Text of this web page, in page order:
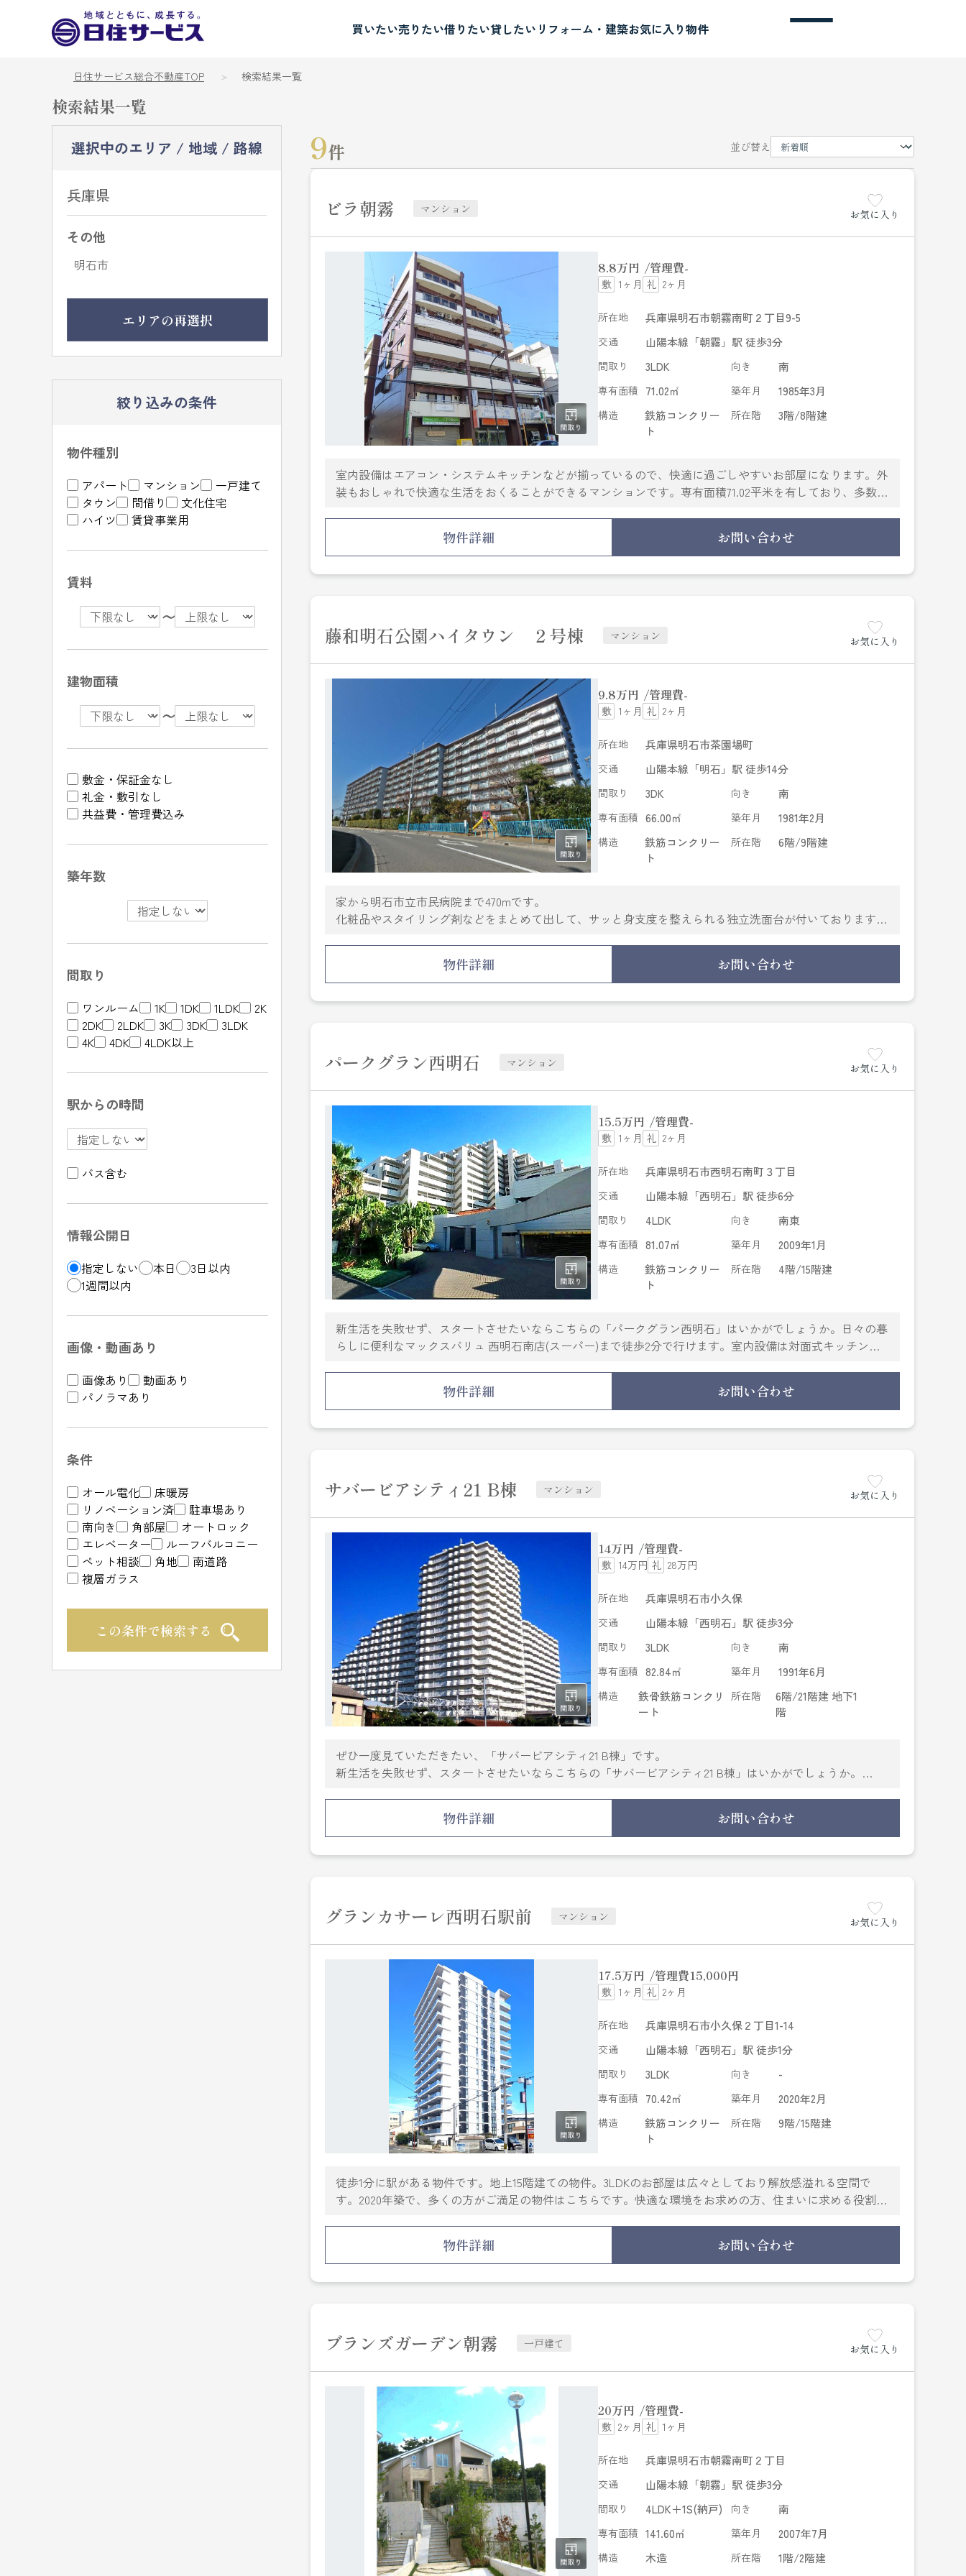
買いたい売りたい借りたい貸したい リフォーム・建築お気に入り物件
日住サービス総合不動産TOP 検索結果一覧
検索結果一覧
9件 並び替え
ビラ朝霧 マンション お気に入り
8.8万円 管理費-
1ヶ月 2ヶ月
所在地 兵庫県明石市朝霧南町２丁目9-5
交通 山陽本線「朝霧」駅 徒歩3分
間取り 3LDK 向き 南
専有面積 71.02㎡ 築年月 1985年3月
構造
鉄筋コンクリー
ト
所在階 3階/8階建
室内設備はエアコン・システムキッチンなどが揃っているので、快適に過ごしやすいお部屋になります。外
装もおしゃれで快適な生活をおくることができるマンションです。専有面積71.02平米を有しており、多数の
をお客様と共にお探し致します。
物件詳細 お問い合わせ
藤和明石公園ハイタウン ２号棟 マンション お気に入り
9.8万円 管理費-
1ヶ月 2ヶ月
所在地 兵庫県明石市茶園場町
交通 山陽本線「明石」駅 徒歩14分
間取り 3DK 向き 南
専有面積 66.00㎡ 築年月 1981年2月
構造
鉄筋コンクリー
ト
所在階 6階/9階建
家から明石市立市民病院まで470mです。
化粧品やスタイリング剤などをまとめて出して、サッと身支度を整えられる独立洗面台が付いております。
この物件はバルコニー付きで、用途に合わせて使用できます。
住まいに関する情報を数多く提供しております。
より自分に適した住まい選びをしていきましょう。
物件詳細 お問い合わせ
パークグラン西明石 マンション お気に入り
15.5万円 管理費-
1ヶ月 2ヶ月
所在地 兵庫県明石市西明石南町３丁目
交通 山陽本線「西明石」駅 徒歩6分
間取り 4LDK 向き 南東
専有面積 81.07㎡ 築年月 2009年1月
構造
鉄筋コンクリー
ト
所在階 4階/15階建
新生活を失敗せず、スタートさせたいならこちらの「パークグラン西明石」はいかがでしょうか。日々の暮
らしに便利なマックスバリュ 西明石南店(スーパー)まで徒歩2分で行けます。室内設備は対面式キッチン・
探し。明石市や山陽本線西明石付近でお探しなら、信頼と安心の当社へご連絡をお待ちしております。
物件詳細 お問い合わせ
サバービアシティ21 B棟 マンション お気に入り
14万円 管理費-
14万円 28万円
所在地 兵庫県明石市小久保
交通 山陽本線「西明石」駅 徒歩3分
間取り 3LDK 向き 南
専有面積 82.84㎡ 築年月 1991年6月
構造
鉄骨鉄筋コンクリ
ート
所在階
6階/21階建 地下1
階
ぜひ一度見ていただきたい、「サバービアシティ21 B棟」です。
新生活を失敗せず、スタートさせたいならこちらの「サバービアシティ21 B棟」はいかがでしょうか。
セキュリティ面は、TVインターホン・オートロックなど充実しているので安心して生活できます。
当社では、山陽本線西明石周辺の多種多様な賃貸情報を取り扱っております。
山陽本線西明石の近くでお部屋探しをしている方は、当社までお問い合わせください。
物件詳細 お問い合わせ
グランカサーレ西明石駅前 マンション お気に入り
17.5万円 管理費15,000円
1ヶ月 2ヶ月
所在地 兵庫県明石市小久保２丁目1-14
交通 山陽本線「西明石」駅 徒歩1分
間取り 3LDK 向き -
専有面積 70.42㎡ 築年月 2020年2月
構造
鉄筋コンクリー
ト
所在階 9階/15階建
徒歩1分に駅がある物件です。地上15階建ての物件。3LDKのお部屋は広々としており解放感溢れる空間で
す。2020年築で、多くの方がご満足の物件はこちらです。快適な環境をお求めの方、住まいに求める役割も
物件詳細 お問い合わせ
ブランズガーデン朝霧 一戸建て お気に入り
20万円 管理費-
2ヶ月 1ヶ月
所在地 兵庫県明石市朝霧南町２丁目
交通 山陽本線「朝霧」駅 徒歩3分
間取り 4LDK＋1S(納戸) 向き 南
専有面積 141.60㎡ 築年月 2007年7月
構造 木造 所在階 1階/2階建
選択中のエリア / 地域 / 路線
兵庫県
その他
明石市
エリアの再選択
絞り込みの条件
物件種別
アパート マンション
一戸建て
タウン
間借り
文化住宅
ハイツ
賃貸事業用
賃料
〜
建物面積
〜
敷金・保証金なし
礼金・敷引なし
共益費・管理費込み
築年数
間取り
ワンルーム 1K 1DK 1LDK
2K
2DK
2LDK 3K 3DK
3LDK
4K
4DK 4LDK以上
駅からの時間
バス含む
情報公開日
指定しない 本日
3日以内
1週間以内
画像・動画あり
画像あり
動画あり
パノラマあり
条件
オール電化
床暖房
リノベーション済
駐車場あり
南向き
角部屋
オートロック
エレベーター
ルーフバルコニー
ペット相談
角地
南道路
複層ガラス
この条件で検索する